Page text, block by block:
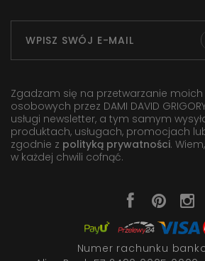
Zgadzam się na przetwarzanie
osobowych przez DAMI DAVID
usługi newsletter, a tym samym
produktach, usługach, promocjach
zgodnie z polityką prywatności.
w każdej chwili cofnąć.
Numer rachunku